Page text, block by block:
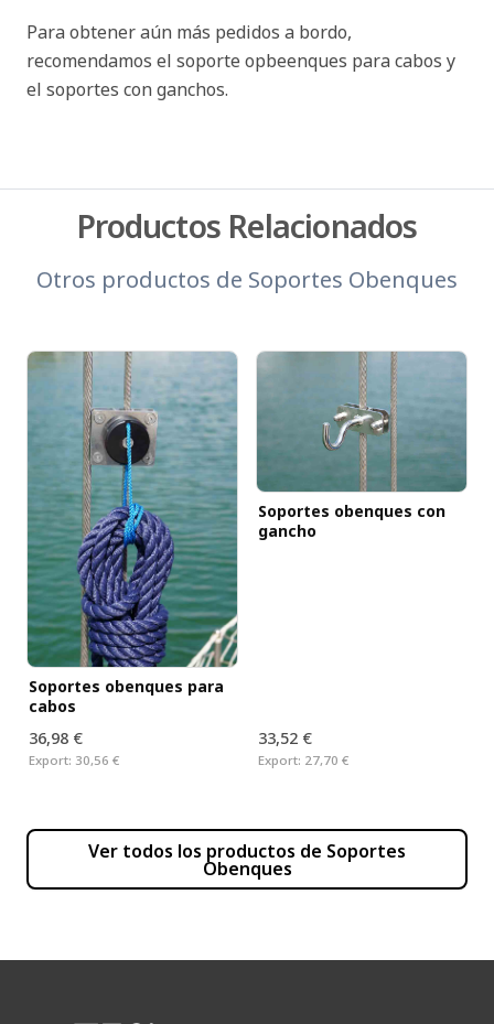
Para obtener aún más pedidos a bordo,
recomendamos el soporte opbeenques para cabos y
el soportes con ganchos.
Productos Relacionados
Otros productos de Soportes Obenques
Soportes obenques para
cabos
36,98 €
Export: 30,56 €
Soportes obenques con
gancho
33,52 €
Export: 27,70 €
Ver todos los productos de Soportes
Obenques